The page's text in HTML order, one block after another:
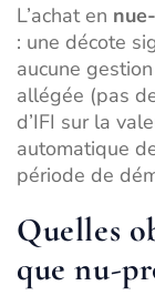
L’achat en
: une décote
aucune
allégée (pas
d’IFI sur la
automatique
période de
Quelles
que nu-